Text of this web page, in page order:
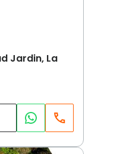
Jardin, La